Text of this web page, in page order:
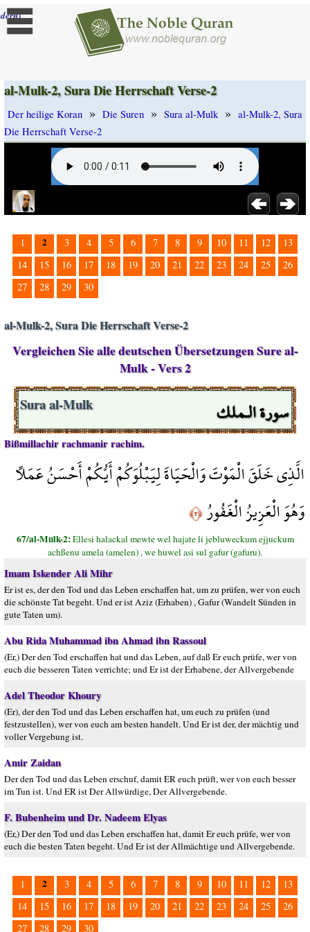
]
al-Mulk-2, Sura Die Herrschaft Verse-2
Der heilige Koran » Die Suren » Sura al-Mulk » al-Mulk-2, Sura
Die Herrschaft Verse-2
1 2 3 4 5 6 7 8 9 10 11 12
13
14
15 16 17 18 19 20 21 22 23 24 25
26
27
28 29 30
al-Mulk-2, Sura Die Herrschaft Verse-2
Vergleichen Sie alle deutschen Übersetzungen Sure al-
Mulk - Vers 2
سورة الـملك Sura al-Mulk
Bißmillachir rachmanir rachim.
الَّذِي خَلَقَ الْمَوْتَ وَالْحَيَاةَ لِيَبْلُوَكُمْ أَيُّكُمْ أَحْسَنُ عَمَلًا
وَهُوَ الْعَزِيزُ الْغَفُورُ﴿٢﴾
67/al-Mulk-2:Ellesi halackal mewte wel hajate li jebluweckum ejjuckum
achßenu amela (amelen) , we huwel asi sul gafur (gafuru).
Imam Iskender Ali Mihr
Er ist es, der den Tod und das Leben erschaffen hat, um zu prüfen, wer von euch
die schönste Tat begeht. Und er ist Aziz (Erhaben) , Gafur (Wandelt Sünden in
gute Taten um).
Abu Rida Muhammad ibn Ahmad ibn Rassoul
(Er,) Der den Tod erschaffen hat und das Leben, auf daß Er euch prüfe, wer von
euch die besseren Taten verrichte; und Er ist der Erhabene, der Allvergebende
Adel Theodor Khoury
(Er), der den Tod und das Leben erschaffen hat, um euch zu prüfen (und
festzustellen), wer von euch am besten handelt. Und Er ist der, der mächtig und
voller Vergebung ist.
Amir Zaidan
Der den Tod und das Leben erschuf, damit ER euch prüft, wer von euch besser
im Tun ist. Und ER ist Der Allwürdige, Der Allvergebende.
F. Bubenheim und Dr. Nadeem Elyas
(Er,) Der den Tod und das Leben erschaffen hat, damit Er euch prüfe, wer von
euch die besten Taten begeht. Und Er ist der Allmächtige und Allvergebende.
1 2 3 4 5 6 7 8 9 10 11 12
13
14
15 16 17 18 19 20 21 22 23 24 25
26
27
28 29 30